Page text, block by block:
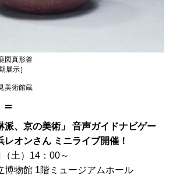
図真形釜
示］
美術館蔵
派、京の美術」 音声ガイドナビゲー
オンさん ミニライブ開催！
土）14：00～
博物館 1階ミュージアムホール